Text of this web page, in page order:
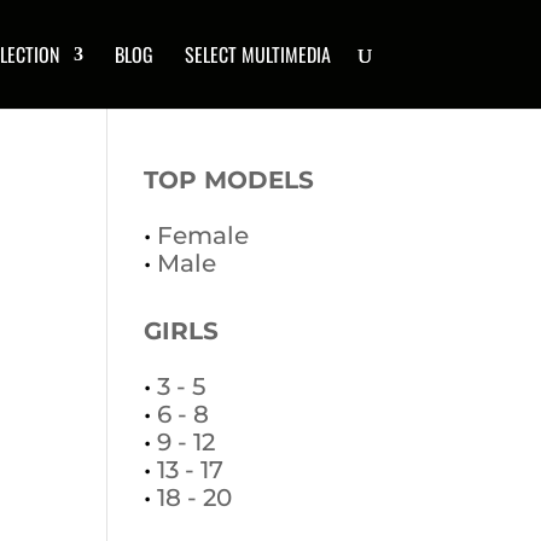
BLOG SELECT MULTIMEDIA
TOP MODELS
• Female
• Male
GIRLS
•3 - 5
• 6 - 8
•9 - 12
•13 - 17
•18 - 20